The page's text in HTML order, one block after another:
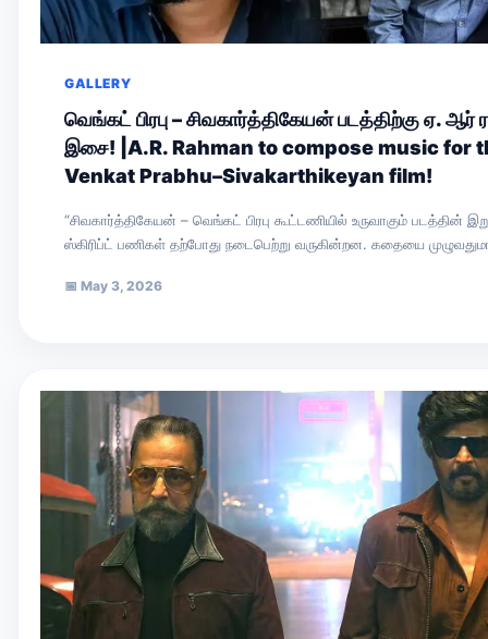
GALLERY
வெங்கட் பிரபு – சிவகார்த்திகேயன் படத்திற்கு ஏ.
இசை! |A.R. Rahman to compose music for
Venkat Prabhu–Sivakarthikeyan film!
“சிவகார்த்திகேயன் – வெங்கட் பிரபு கூட்டணியில் உருவாகும் படத்தின்
ஸ்கிரிப்ட் பணிகள் தற்போது நடைபெற்று வருகின்றன. கதையை
📅 May 3, 2026